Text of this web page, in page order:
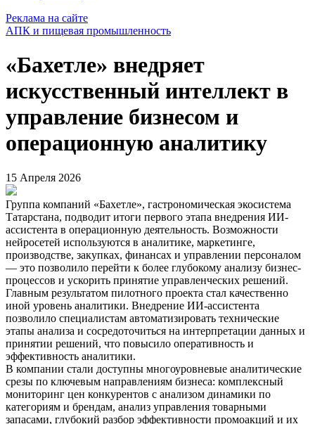
Реклама на сайте
АПК и пищевая промышленность
«Бахетле» внедряет
искусственный интеллект в
управление бизнесом и
операционную аналитику
15 Апреля 2026
Группа компаний «Бахетле», гастрономическая экосистема
Татарстана, подводит итоги первого этапа внедрения ИИ-
ассистента в операционную деятельность. Возможности
нейросетей используются в аналитике, маркетинге,
производстве, закупках, финансах и управлении персоналом
— это позволило перейти к более глубокому анализу бизнес-
процессов и ускорить принятие управленческих решений.
Главным результатом пилотного проекта стал качественно
иной уровень аналитики. Внедрение ИИ-ассистента
позволило специалистам автоматизировать технические
этапы анализа и сосредоточиться на интерпретации данных и
принятии решений, что повысило оперативность и
эффективность аналитики.
В компании стали доступны многоуровневые аналитические
срезы по ключевым направлениям бизнеса: комплексный
мониторинг цен конкурентов с анализом динамики по
категориям и брендам, анализ управления товарными
запасами, глубокий разбор эффективности промоакций и их